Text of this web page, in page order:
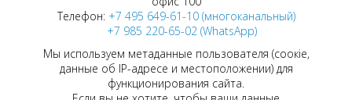
Телефон: +7 495 649-61-10 (многоканальный)
+7 985 220-65-02 (WhatsApp)
Мы используем метаданные пользователя (соокіе,
данные об IP-адресе и местоположении) для
функционирования сайта.